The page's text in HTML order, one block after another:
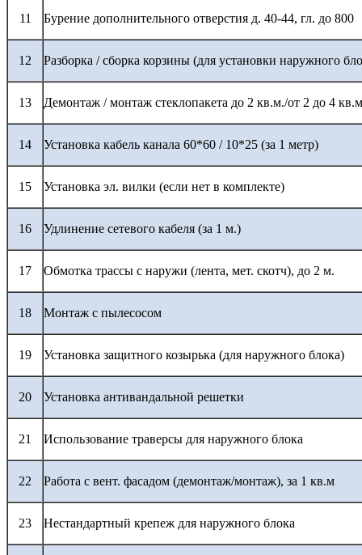
11 Бурение дополнительного отверстия д. 40-44, гл. до 800
12 Разборка / сборка корзины (для установки наружного
13 Демонтаж / монтаж стеклопакета до 2 кв.м./от 2 до 4
14 Установка кабель канала 60*60 / 10*25 (за 1 метр)
15 Установка эл. вилки (если нет в комплекте)
16 Удлинение сетевого кабеля (за 1 м.)
17 Обмотка трассы с наружи (лента, мет. скотч), до 2 м.
18 Монтаж с пылесосом
19 Установка защитного козырька (для наружного блока)
20 Установка антивандальной решетки
21 Использование траверсы для наружного блока
22 Работа с вент. фасадом (демонтаж/монтаж), за 1 кв.м
23 Нестандартный крепеж для наружного блока